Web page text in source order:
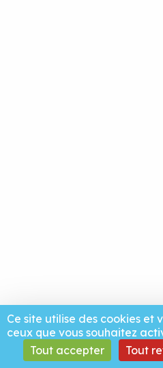
Ce site utilise des cookies et
ceux que vous souhaitez
Tout accepter
Tout